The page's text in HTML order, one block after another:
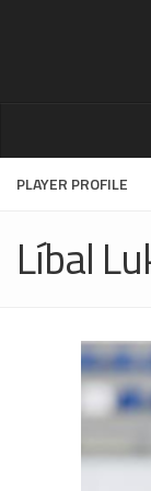
Stadion
Kontakt-
PLAYER PROFILE
Líbal